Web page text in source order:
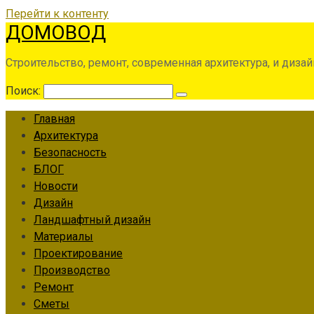
Перейти к контенту
ДОМОВОД
Строительство, ремонт, современная архитектура, и
Поиск:
Главная
Архитектура
Безопасность
БЛОГ
Новости
Дизайн
Ландшафтный дизайн
Материалы
Проектирование
Производство
Ремонт
Сметы